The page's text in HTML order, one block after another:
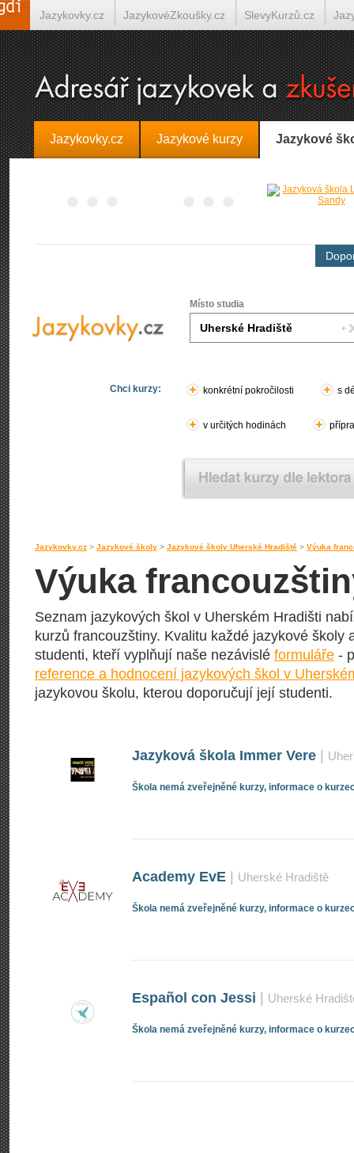
Jazykovky.cz Jazykové kurzy Jazykové
Místo studia
Chci kurzy: konkrétní pokročilosti s
v určitých hodinách
Jazykovky.cz > Jazykové školy > Jazykové školy Uherské Hradiště > Výuka
Výuka
Seznam jazykových škol v Uherském Hradišti
kurzů francouzštiny. Kvalitu každé jazykové školy
studenti, kteří vyplňují naše nezávislé formuláře -
reference a hodnocení jazykových škol v
jazykovou školu, kterou doporučují její studenti.
Jazyková škola Immer Vere
Škola nemá zveřejněné kurzy, informace o
Academy EvE Uherské Hradiště
Škola nemá zveřejněné kurzy, informace o
Español con Jessi Uherské
Škola nemá zveřejněné kurzy, informace o
Jazykovky.cz JazykovéZkoušky.cz SlevyKurzů.cz
Španělština on-line Italština on-line Tlumočení-